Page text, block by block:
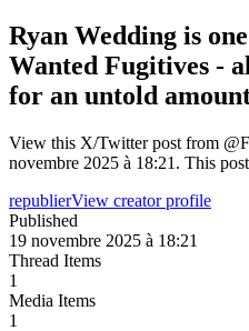
Ryan Wedding is
Wanted Fugitives -
for an untold
View this X/Twitter post from
novembre 2025 à 18:21. This
republierView creator profile
Published
19 novembre 2025 à 18:21
Thread Items
1
Media Items
1